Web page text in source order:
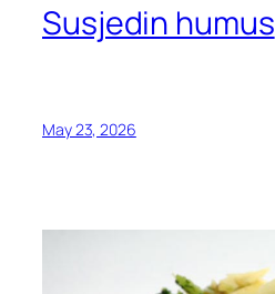
Susjedin humus
May 23, 2026